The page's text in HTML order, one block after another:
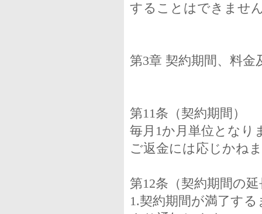
することはできませ
第3章 契約期間、料金
第11条（契約期間）
毎月1か月単位となり
ご返金には応じかね
第12条（契約期間の
1.契約期間が満了す